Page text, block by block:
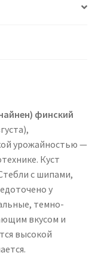
финский
урожайностью —
Куст
с шипами,
у
темно-
вкусом и
высокой